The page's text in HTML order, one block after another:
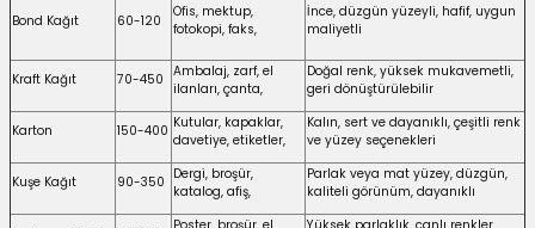
Bond Kağıt 60-120
Ofis, mektup,
fotokopi, faks,
İnce, düzgün yüzeyli, hafif, uygun
maliyetli
Kraft Kağıt 70-450 Ambalaj, zarf, el
ilanları, çanta,
Doğal renk, yüksek mukavemetli,
geri dönüştürülebilir
Karton 150-400 Kutular, kapaklar,
davetiye, etiketler,
Kalın, sert ve dayanıklı, çeşitli renk
ve yüzey seçenekleri
Kuşe Kağıt 90-350 Dergi, broşür,
katalog, afiş,
Parlak veya mat yüzey, düzgün,
kaliteli görünüm, dayanıklı